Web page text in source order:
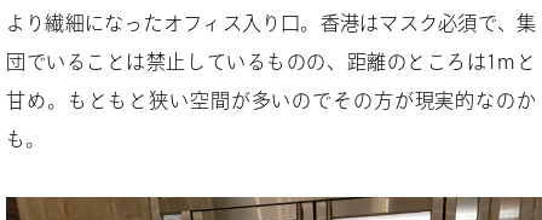
より繊細になったオフィス入り口。香港はマスク必須で、集
団でいることは禁止しているものの、距離のところは1mと
甘め。もともと狭い空間が多いのでその方が現実的なのか
も。